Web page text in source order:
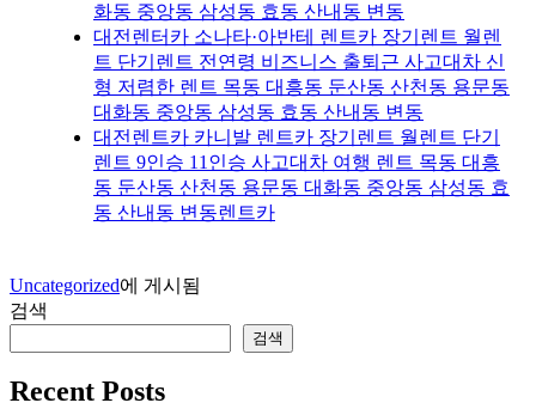
화동 중앙동 삼성동 효동 산내동 변동
대전렌터카 소나타·아반테 렌트카 장기렌트 월렌
트 단기렌트 전연령 비즈니스 출퇴근 사고대차 신
형 저렴한 렌트 목동 대흥동 둔산동 산천동 용문동
대화동 중앙동 삼성동 효동 산내동 변동
대전렌트카 카니발 렌트카 장기렌트 월렌트 단기
렌트 9인승 11인승 사고대차 여행 렌트 목동 대흥
동 둔산동 산천동 용문동 대화동 중앙동 삼성동 효
동 산내동 변동렌트카
Uncategorized에 게시됨
검색
검색
Recent Posts